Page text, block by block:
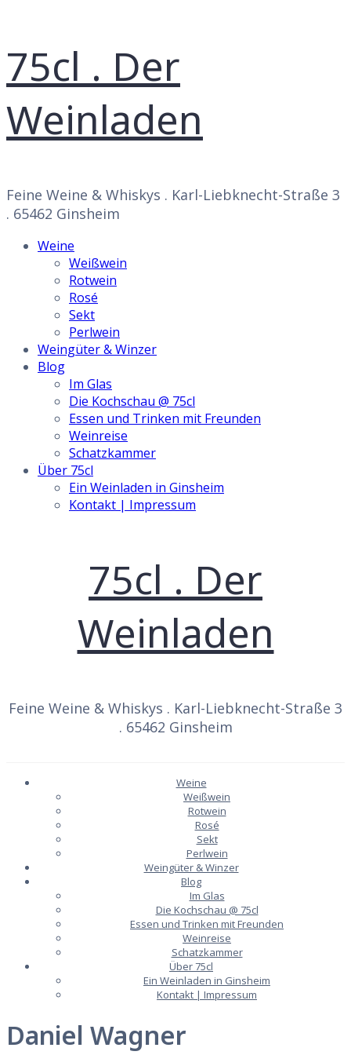
75cl . Der
Weinladen
Feine Weine & Whiskys . Karl-Liebknecht-Straße 3
. 65462 Ginsheim
Weine
Weißwein
Rotwein
Rosé
Sekt
Perlwein
Weingüter & Winzer
Blog
Im Glas
Die Kochschau @ 75cl
Essen und Trinken mit Freunden
Weinreise
Schatzkammer
Über 75cl
Ein Weinladen in Ginsheim
Kontakt | Impressum
75cl . Der
Weinladen
Feine Weine & Whiskys . Karl-Liebknecht-Straße 3
. 65462 Ginsheim
Weine
Weißwein
Rotwein
Rosé
Sekt
Perlwein
Weingüter & Winzer
Blog
Im Glas
Die Kochschau @ 75cl
Essen und Trinken mit Freunden
Weinreise
Schatzkammer
Über 75cl
Ein Weinladen in Ginsheim
Kontakt | Impressum
Daniel Wagner